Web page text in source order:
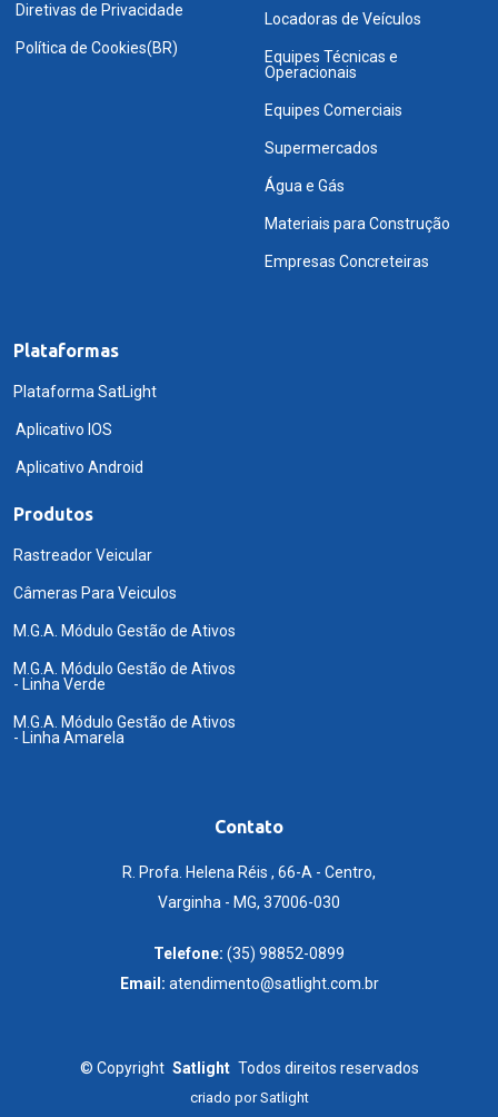
Diretivas de Privacidade
Política de Cookies(BR)
Locadoras de Veículos
Equipes Técnicas e
Operacionais
Equipes Comerciais
Supermercados
Água e Gás
Materiais para Construção
Empresas Concreteiras
Plataformas
Plataforma SatLight
Aplicativo IOS
Aplicativo Android
Produtos
Rastreador Veicular
Câmeras Para Veiculos
M.G.A. Módulo Gestão de Ativos
M.G.A. Módulo Gestão de Ativos
- Linha Verde
M.G.A. Módulo Gestão de Ativos
- Linha Amarela
Contato
R. Profa. Helena Réis , 66-A - Centro,
Varginha - MG, 37006-030
Telefone: (35) 98852-0899
Email: atendimento@satlight.com.br
© Copyright Satlight Todos direitos reservados
criado porSatlight